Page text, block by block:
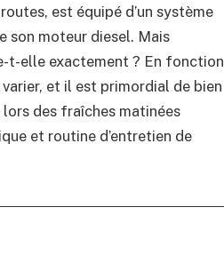
est équipé d’un système
son moteur diesel. Mais
t-elle exactement ? En fonction
et il est primordial de bien
des fraîches matinées
et routine d’entretien de